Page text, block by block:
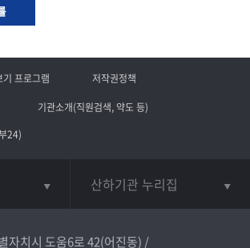
기 프로그램 저작권정책
기관소개(직원검색, 약도 등)
24)
산하기관 누리집
자치시 도움6로 42(어진동) /